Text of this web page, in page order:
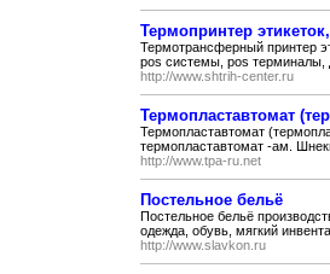
Термопринтер
Термотрансферный принтер
pos системы, pos терминалы,
http://www.shtrih-center.ru
Термопластавтомат
Термопластавтомат
термопластавтомат -ам.
http://www.tpa-ru.net
Постельное бельё
Постельное бельё
одежда, обувь, мягкий
http://www.slavkon.ru